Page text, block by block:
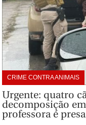
CRIME CONTRA ANIMAIS
Urgente: quatro
decomposição
professora é presa